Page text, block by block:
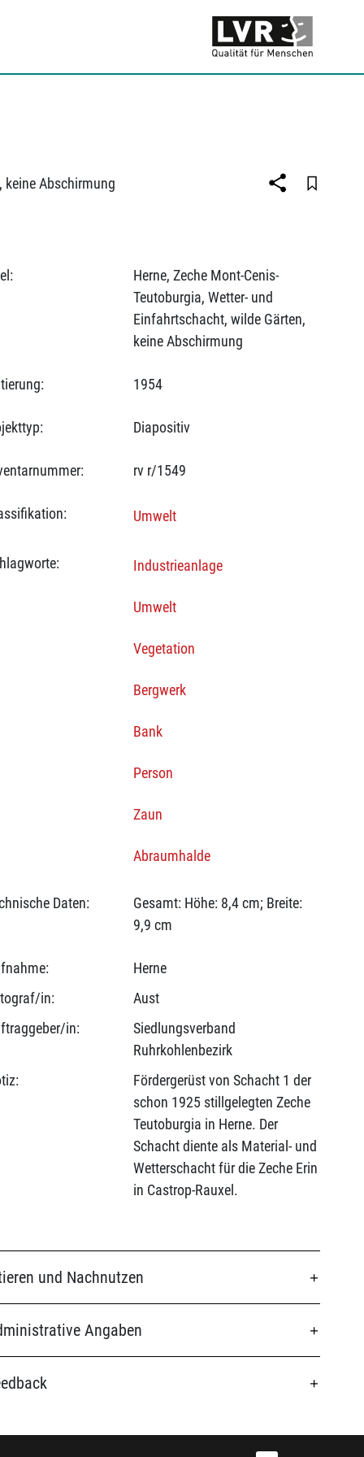
keine Abschirmung
Herne, Zeche Mont-Cenis-
Teutoburgia, Wetter- und
Einfahrtschacht, wilde Gärten,
keine Abschirmung
1954
Diapositiv
rv r/1549
Umwelt
Industrieanlage
Umwelt
Vegetation
Bergwerk
Bank
Person
Zaun
Abraumhalde
Daten:
Gesamt: Höhe: 8,4 cm; Breite:
9,9 cm
Herne
in:
Aust
in:
Siedlungsverband
Ruhrkohlenbezirk
Fördergerüst von Schacht 1 der
schon 1925 stillgelegten Zeche
Teutoburgia in Herne. Der
Schacht diente als Material- und
Wetterschacht für die Zeche Erin
in Castrop-Rauxel.
und Nachnutzen
Angaben